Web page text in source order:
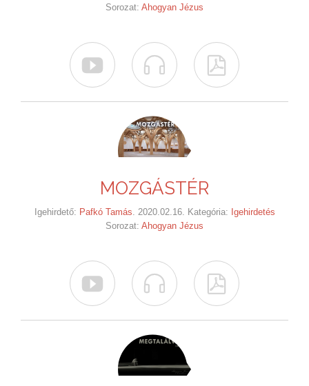
Sorozat: Ahogyan Jézus
  
MOZGÁSTÉR
Igehirdető: Pafkó Tamás. 2020.02.16. Kategória: Igehirdetés
Sorozat: Ahogyan Jézus
  